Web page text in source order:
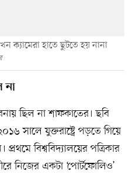
হাতে ছুটতে হয় নানা
না
ছিল না শাফকাতের। ছবি
সালে যুক্তরাষ্ট্রে পড়তে গিয়ে
বিশ্ববিদ্যালয়ের পত্রিকার
নিজের একটা ‘পোর্টফোলিও’